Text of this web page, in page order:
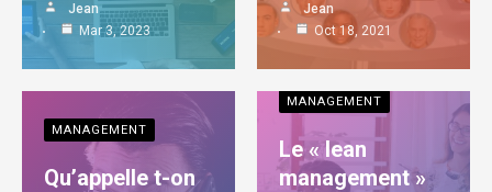
Jean
Mar 3, 2023
Jean
Oct 18, 2021
MANAGEMENT
Qu’appelle t-on
MANAGEMENT
Le « lean
management »